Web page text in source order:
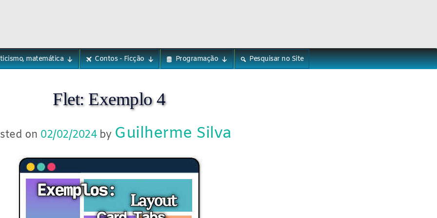
matemática Contos - Ficção Programação Pesquisar no Site
Flet: Exemplo 4
on 02/02/2024by Guilherme Silva